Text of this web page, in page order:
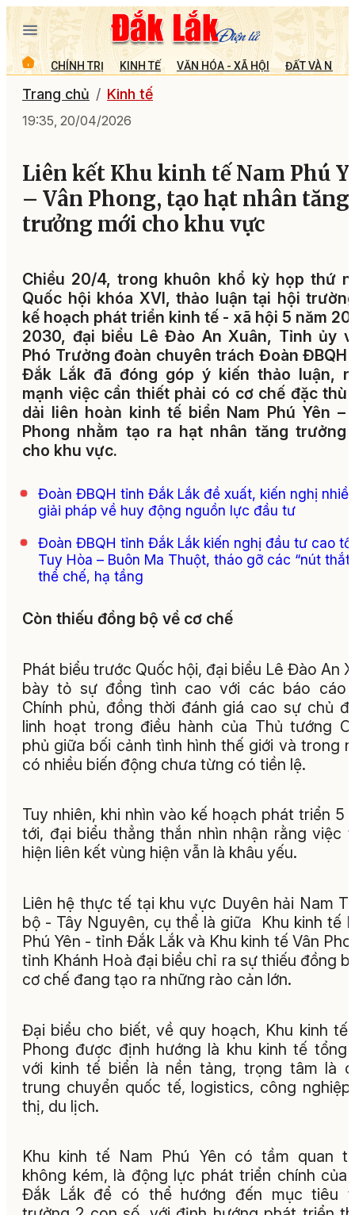
CHÍNH TRỊ KINH TẾ VĂN HÓA - XÃ HỘI ĐẤT VÀ
Trang chủ Kinh tế
19:35, 20/04/2026
Liên kết Khu kinh tế Nam Phú
– Vân Phong, tạo hạt nhân tăng
trưởng mới cho khu vực
Chiều 20/4, trong khuôn khổ kỳ họp thứ
Quốc hội khóa XVI, thảo luận tại hội
kế hoạch phát triển kinh tế - xã hội 5 năm
2030, đại biểu Lê Đào An Xuân, Tỉnh ủy
Phó Trưởng đoàn chuyên trách Đoàn ĐBQH
Đắk Lắk đã đóng góp ý kiến thảo luận,
mạnh việc cần thiết phải có cơ chế đặc thù
dải liên hoàn kinh tế biển Nam Phú Yên –
Phong nhằm tạo ra hạt nhân tăng trưởng
cho khu vực.
Đoàn ĐBQH tỉnh Đắk Lắk đề xuất, kiến nghị
giải pháp về huy động nguồn lực đầu tư
Đoàn ĐBQH tỉnh Đắk Lắk kiến nghị đầu tư cao
Tuy Hòa – Buôn Ma Thuột, tháo gỡ các “nút
thể chế, hạ tầng
Còn thiếu đồng bộ về cơ chế
Phát biểu trước Quốc hội, đại biểu Lê Đào An
bày tỏ sự đồng tình cao với các báo cáo
Chính phủ, đồng thời đánh giá cao sự chủ
linh hoạt trong điều hành của Thủ tướng
phủ giữa bối cảnh tình hình thế giới và trong
có nhiều biến động chưa từng có tiền lệ.
Tuy nhiên, khi nhìn vào kế hoạch phát triển 5
tới, đại biểu thẳng thắn nhìn nhận rằng việc
hiện liên kết vùng hiện vẫn là khâu yếu.
Liên hệ thực tế tại khu vực Duyên hải Nam
bộ - Tây Nguyên, cụ thể là giữa Khu kinh tế
Phú Yên - tỉnh Đắk Lắk và Khu kinh tế Vân
tỉnh Khánh Hoà đại biểu chỉ ra sự thiếu đồng
cơ chế đang tạo ra những rào cản lớn.
Đại biểu cho biết, về quy hoạch, Khu kinh tế
Phong được định hướng là khu kinh tế tổng
với kinh tế biển là nền tảng, trọng tâm là
trung chuyển quốc tế, logistics, công
thị, du lịch.
Khu kinh tế Nam Phú Yên có tầm quan
không kém, là động lực phát triển chính của
Đắk Lắk để có thể hướng đến mục tiêu